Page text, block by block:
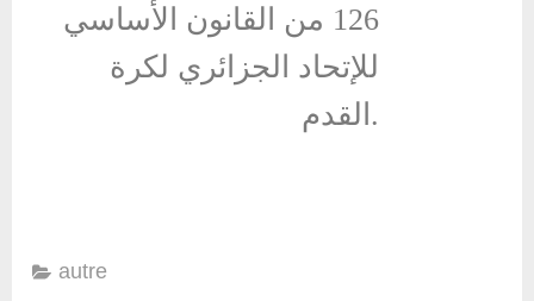
126 من القانون الأساسي
للإتحاد الجزائري لكرة
القدم.
autre